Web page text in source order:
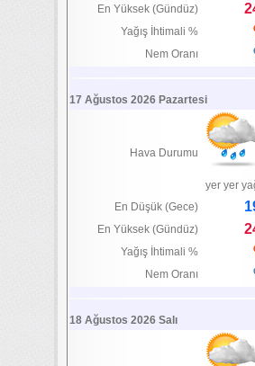
En Yüksek (Gündüz)
Yağış İhtimali %
Nem Oranı
17 Ağustos 2026 Pazartesi
Hava Durumu
yer yer
En Düşük (Gece)
En Yüksek (Gündüz)
Yağış İhtimali %
Nem Oranı
18 Ağustos 2026 Salı